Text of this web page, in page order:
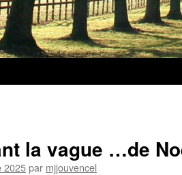
la vague …de
2025par mjjouvencel